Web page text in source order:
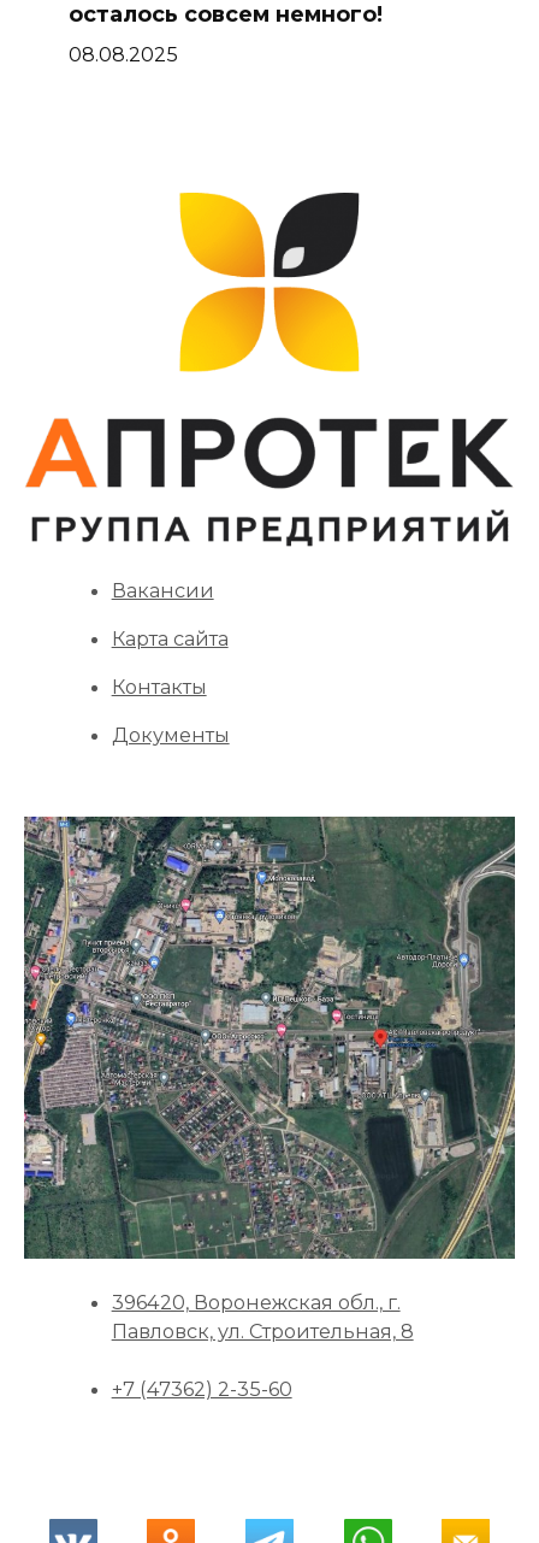
осталось совсем немного!
08.08.2025
Вакансии
Карта сайта
Контакты
Документы
396420, Воронежская обл., г.
Павловск, ул. Строительная, 8
+7 (47362) 2-35-60